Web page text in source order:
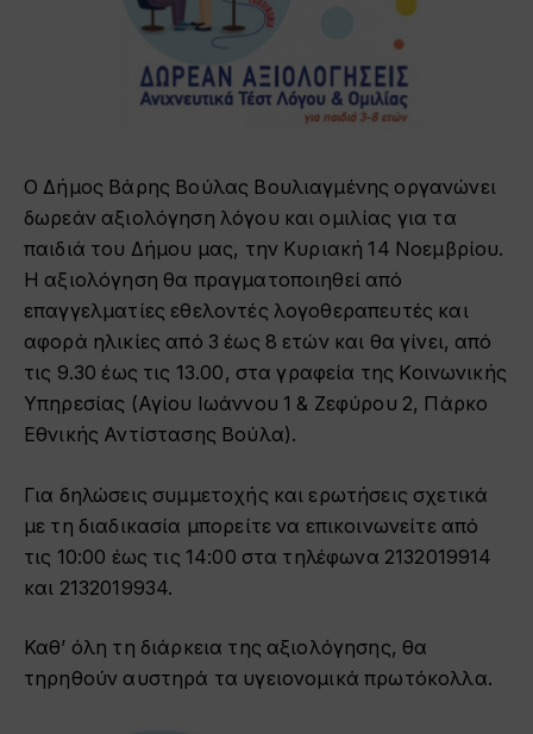
Ο Δήμος Βάρης Βούλας Βουλιαγμένης οργανώνει
δωρεάν αξιολόγηση λόγου και ομιλίας για τα
παιδιά του Δήμου μας, την Κυριακή 14 Νοεμβρίου.
Η αξιολόγηση θα πραγματοποιηθεί από
επαγγελματίες εθελοντές λογοθεραπευτές και
αφορά ηλικίες από 3 έως 8 ετών και θα γίνει, από
τις 9.30 έως τις 13.00, στα γραφεία της Κοινωνικής
Υπηρεσίας (Αγίου Ιωάννου 1 & Ζεφύρου 2, Πάρκο
Εθνικής Αντίστασης Βούλα).
Για δηλώσεις συμμετοχής και ερωτήσεις σχετικά
με τη διαδικασία μπορείτε να επικοινωνείτε από
τις 10:00 έως τις 14:00 στα τηλέφωνα 2132019914
και 2132019934.
Καθ’ όλη τη διάρκεια της αξιολόγησης, θα
τηρηθούν αυστηρά τα υγειονομικά πρωτόκολλα.